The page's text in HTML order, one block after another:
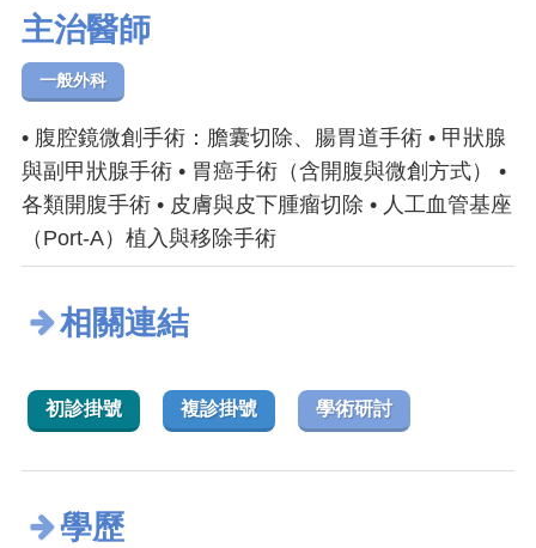
主治醫師
一般外科
• 腹腔鏡微創手術：膽囊切除、腸胃道手術 • 甲狀腺
與副甲狀腺手術 • 胃癌手術（含開腹與微創方式） •
各類開腹手術 • 皮膚與皮下腫瘤切除 • 人工血管基座
（Port-A）植入與移除手術
相關連結
初診掛號 複診掛號 學術研討
學歷